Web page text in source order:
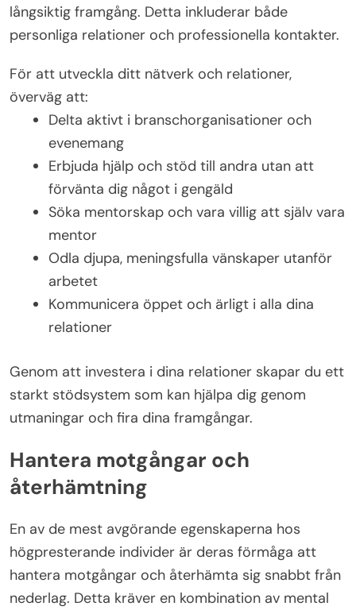
långsiktig framgång. Detta inkluderar både
personliga relationer och professionella kontakter.
För att utveckla ditt nätverk och relationer,
överväg att:
Delta aktivt i branschorganisationer och
evenemang
Erbjuda hjälp och stöd till andra utan att
förvänta dig något i gengäld
Söka mentorskap och vara villig att själv vara
mentor
Odla djupa, meningsfulla vänskaper utanför
arbetet
Kommunicera öppet och ärligt i alla dina
relationer
Genom att investera i dina relationer skapar du ett
starkt stödsystem som kan hjälpa dig genom
utmaningar och fira dina framgångar.
Hantera motgångar och
återhämtning
En av de mest avgörande egenskaperna hos
högpresterande individer är deras förmåga att
hantera motgångar och återhämta sig snabbt från
nederlag. Detta kräver en kombination av mental